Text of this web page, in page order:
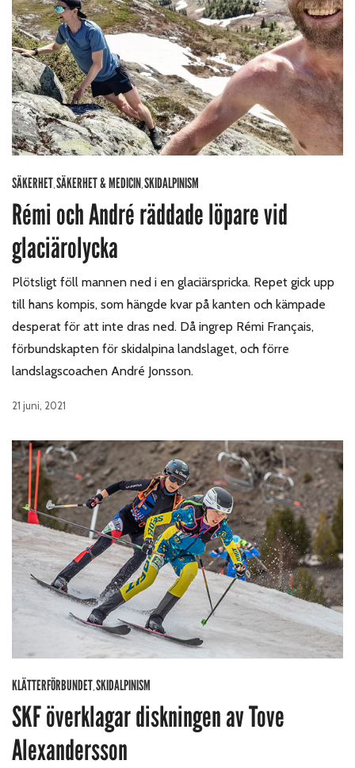
SÄKERHET,SÄKERHET & MEDICIN,SKIDALPINISM
Rémi och André räddade löpare vid
glaciärolycka
Plötsligt föll mannen ned i en glaciärspricka. Repet gick upp
till hans kompis, som hängde kvar på kanten och kämpade
desperat för att inte dras ned. Då ingrep Rémi Français,
förbundskapten för skidalpina landslaget, och förre
landslagscoachen André Jonsson.
21 juni, 2021
KLÄTTERFÖRBUNDETSKIDALPINISM
SKF överklagar diskningen av Tove
Alexandersson